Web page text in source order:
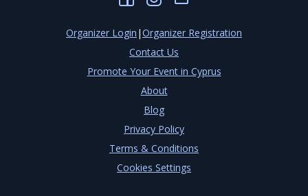
Organizer Login |Organizer Registration
Contact Us
Promote Your Event in Cyprus
About
Blog
Privacy Policy
Terms & Conditions
Cookies Settings